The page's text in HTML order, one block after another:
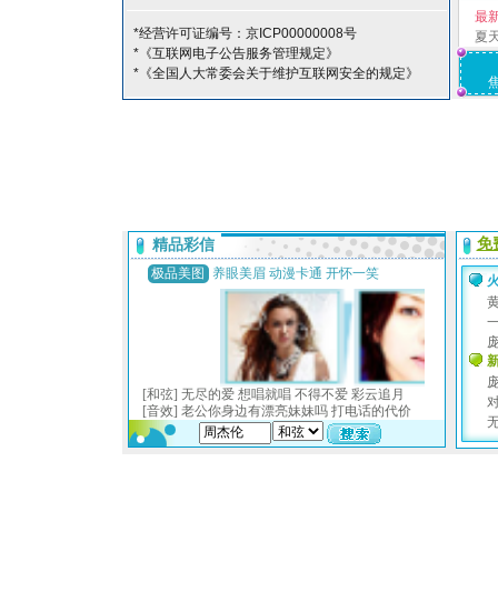
*经营许可证编号：京ICP00000008号
*《互联网电子公告服务管理规定》
*《全国人大常委会关于维护互联网安全的规定》
最
夏